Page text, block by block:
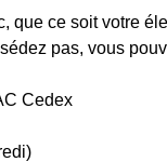
que ce soit votre
pas, vous
Cedex